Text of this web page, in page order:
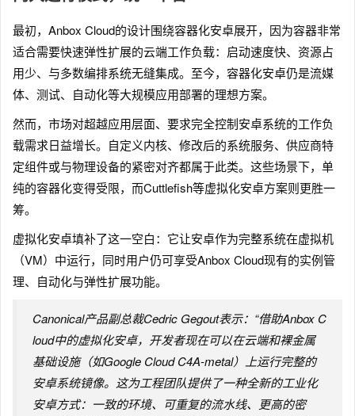
最初，Anbox Cloud的设计围绕容器化安卓展开，因为容器非常
适合需要快速弹性扩展的云端工作负载：启动速度快、资源占
用少、与多数编排系统无缝集成。至今，容器化安卓仍是流媒
体、测试、自动化等大规模应用部署的理想方案。
然而，市场对超越应用层面、要求完全控制安卓系统的工作负
载需求日益增长。自定义内核、修改后的系统服务、供应商特
定组件或与物理设备的紧密对齐都属于此类。这些场景下，单
纯的容器化变得受限，而Cuttlefish等虚拟化安卓方案则更胜一
筹。
虚拟化安卓填补了这一空白：它让安卓作为完整系统在虚拟机
（VM）中运行，同时用户仍可享受Anbox Cloud现有的实例管
理、自动化与弹性扩展功能。
Canonical产品副总裁Cedric Gegout表示：“借助Anbox C
loud中的虚拟化安卓，开发者现在可以在云端和裸金属
基础设施（如Google Cloud C4A-metal）上运行完整的
安卓系统镜像。这为工程团队提供了一种全新的工业化
安卓方式：一致的环境、可重复的流水线、更高的密